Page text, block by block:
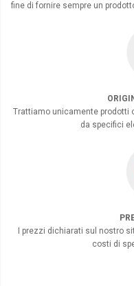
fine di fornire sempre un
Trattiamo unicamente prodotti
da specifici
I prezzi dichiarati sul nostro
costi di